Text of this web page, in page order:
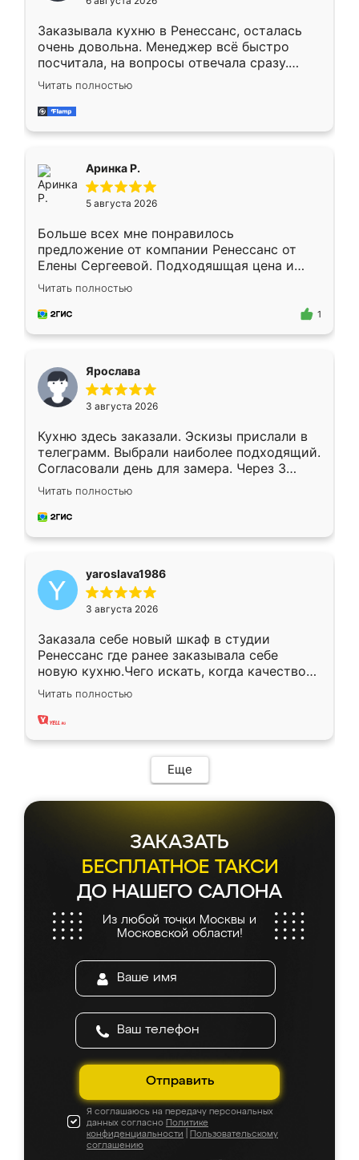
мебели буду заказывать только здесь.
Заказывала кухню в Ренессанс, осталась
очень довольна. Менеджер всё быстро
посчитала, на вопросы отвечала сразу.
Замерщик приехал в субботу, подошёл к
делу со всей ответственностью. Собрали
за день, ребята работали аккуратно, даже
Читать полностью
Аринка Р.
5 августа 2026
Больше всех мне понравилось
предложение от компании Ренессанс от
Елены Сергеевой. Подходяшщая цена и
короткие сроки изготовления. Приехавший
для замера сотрудник Владислав
предложил по моему эскизу самый
Читать полностью
1
Ярослава
3 августа 2026
Кухню здесь заказали. Эскизы прислали в
телеграмм. Выбрали наиболее подходящий.
Согласовали день для замера. Через 3
недели кухня была уже готова. Остались
довольны работой. Спасибо Ренессанс
мебель за качественную работу!
Читать полностью
yaroslava1986
3 августа 2026
Заказала себе новый шкаф в студии
Ренессанс где ранее заказывала себе
новую кухню.Чего искать, когда качеством
вполне довольна. Служит кухня уже почти
два года, нареканий нет.
Читать полностью
Еще
ЗАКАЗАТЬ
БЕСПЛАТНОЕ ТАКСИ
ДО НАШЕГО САЛОНА
Из любой точки Москвы и
Московской области!
Отправить
Я соглашаюсь на передачу персональных
данных согласно Политике
конфиденциальности
Пользовательскому
соглашению